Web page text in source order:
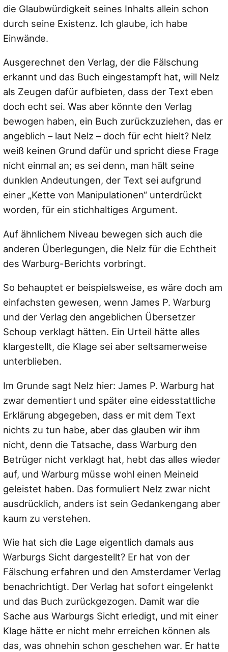
die Glaubwürdigkeit seines Inhalts allein schon
durch seine Existenz. Ich glaube, ich habe
Einwände.
Ausgerechnet den Verlag, der die Fälschung
erkannt und das Buch eingestampft hat, will Nelz
als Zeugen dafür aufbieten, dass der Text eben
doch echt sei. Was aber könnte den Verlag
bewogen haben, ein Buch zurückzuziehen, das er
angeblich – laut Nelz – doch für echt hielt? Nelz
weiß keinen Grund dafür und spricht diese Frage
nicht einmal an; es sei denn, man hält seine
dunklen Andeutungen, der Text sei aufgrund
einer „Kette von Manipulationen“ unterdrückt
worden, für ein stichhaltiges Argument.
Auf ähnlichem Niveau bewegen sich auch die
anderen Überlegungen, die Nelz für die Echtheit
des Warburg-Berichts vorbringt.
So behauptet er beispielsweise, es wäre doch am
einfachsten gewesen, wenn James P. Warburg
und der Verlag den angeblichen Übersetzer
Schoup verklagt hätten. Ein Urteil hätte alles
klargestellt, die Klage sei aber seltsamerweise
unterblieben.
Im Grunde sagt Nelz hier: James P. Warburg hat
zwar dementiert und später eine eidesstattliche
Erklärung abgegeben, dass er mit dem Text
nichts zu tun habe, aber das glauben wir ihm
nicht, denn die Tatsache, dass Warburg den
Betrüger nicht verklagt hat, hebt das alles wieder
auf, und Warburg müsse wohl einen Meineid
geleistet haben. Das formuliert Nelz zwar nicht
ausdrücklich, anders ist sein Gedankengang aber
kaum zu verstehen.
Wie hat sich die Lage eigentlich damals aus
Warburgs Sicht dargestellt? Er hat von der
Fälschung erfahren und den Amsterdamer Verlag
benachrichtigt. Der Verlag hat sofort eingelenkt
und das Buch zurückgezogen. Damit war die
Sache aus Warburgs Sicht erledigt, und mit einer
Klage hätte er nicht mehr erreichen können als
das, was ohnehin schon geschehen war. Er hatte